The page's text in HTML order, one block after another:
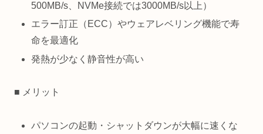
500MB/s、NVMe接続では3000MB/s以上）
エラー訂正（ECC）やウェアレベリング機能で寿
命を最適化
発熱が少なく静音性が高い
■ メリット
パソコンの起動・シャットダウンが大幅に速くな